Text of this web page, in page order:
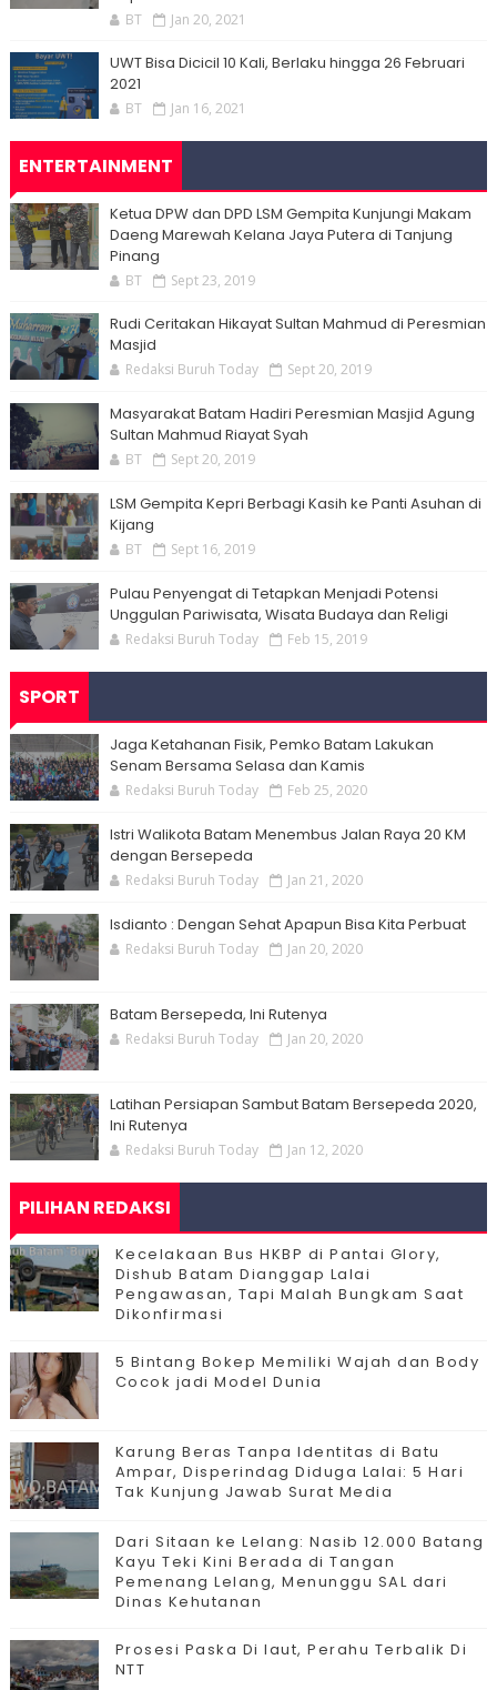
BT Jan 20, 2021
UWT Bisa Dicicil 10 Kali, Berlaku hingga 26 Februari
2021
BT Jan 16, 2021
ENTERTAINMENT
Ketua DPW dan DPD LSM Gempita Kunjungi Makam
Daeng Marewah Kelana Jaya Putera di Tanjung
Pinang
BT Sept 23, 2019
Rudi Ceritakan Hikayat Sultan Mahmud di Peresmian
Masjid
Redaksi Buruh Today Sept 20, 2019
Masyarakat Batam Hadiri Peresmian Masjid Agung
Sultan Mahmud Riayat Syah
BT Sept 20, 2019
LSM Gempita Kepri Berbagi Kasih ke Panti Asuhan di
Kijang
BT Sept 16, 2019
Pulau Penyengat di Tetapkan Menjadi Potensi
Unggulan Pariwisata, Wisata Budaya dan Religi
Redaksi Buruh Today Feb 15, 2019
SPORT
Jaga Ketahanan Fisik, Pemko Batam Lakukan
Senam Bersama Selasa dan Kamis
Redaksi Buruh Today Feb 25, 2020
Istri Walikota Batam Menembus Jalan Raya 20 KM
dengan Bersepeda
Redaksi Buruh Today Jan 21, 2020
Isdianto : Dengan Sehat Apapun Bisa Kita Perbuat
Redaksi Buruh Today Jan 20, 2020
Batam Bersepeda, Ini Rutenya
Redaksi Buruh Today Jan 20, 2020
Latihan Persiapan Sambut Batam Bersepeda 2020,
Ini Rutenya
Redaksi Buruh Today Jan 12, 2020
PILIHAN REDAKSI
Kecelakaan Bus HKBP di Pantai Glory,
Dishub Batam Dianggap Lalai
Pengawasan, Tapi Malah Bungkam Saat
Dikonfirmasi
5 Bintang Bokep Memiliki Wajah dan Body
Cocok jadi Model Dunia
Karung Beras Tanpa Identitas di Batu
Ampar, Disperindag Diduga Lalai: 5 Hari
Tak Kunjung Jawab Surat Media
Dari Sitaan ke Lelang: Nasib 12.000 Batang
Kayu Teki Kini Berada di Tangan
Pemenang Lelang, Menunggu SAL dari
Dinas Kehutanan
Prosesi Paska Di laut, Perahu Terbalik Di
NTT